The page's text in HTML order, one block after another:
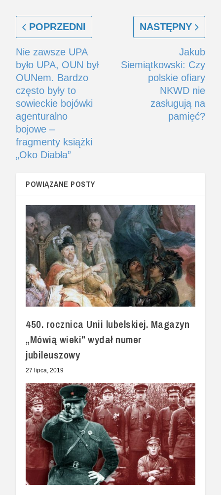
POPRZEDNI
Nie zawsze UPA
było UPA, OUN był
OUNem. Bardzo
często były to
sowieckie bojówki
agenturalno
bojowe –
fragmenty książki
„Oko Diabła”
NASTĘPNY
Jakub
Siemiątkowski: Czy
polskie ofiary
NKWD nie
zasługują na
pamięć?
POWIĄZANE POSTY
450. rocznica Unii lubelskiej. Magazyn
„Mówią wieki” wydał numer
jubileuszowy
27 lipca, 2019